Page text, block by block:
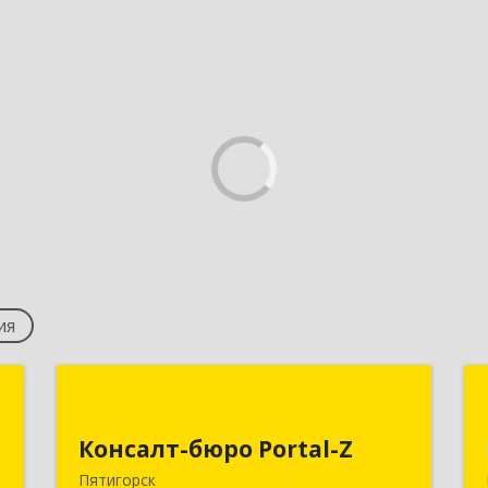
Консалт-бюро Portal-Z
Пятигорск
357502, Ставропольский край,
Пятигорск г, Козлова ул, дом № 24/4